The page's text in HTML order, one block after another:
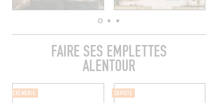
FAIRE SES EMPLETTES
ALENTOUR
CRÈMERIE CAVISTE